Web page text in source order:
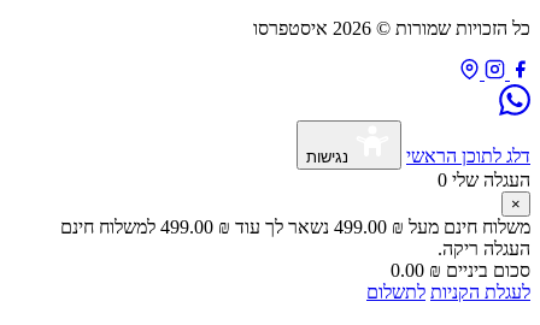
שמורות © 2026 איסטפרסו
לתוכן הראשי נגישות
שלי 0
חינם מעל₪
499.00 נשאר לך עוד₪
499.00
למשלוח חינם
ריקה.
ביניים ₪
0.00
הקניות לתשלום